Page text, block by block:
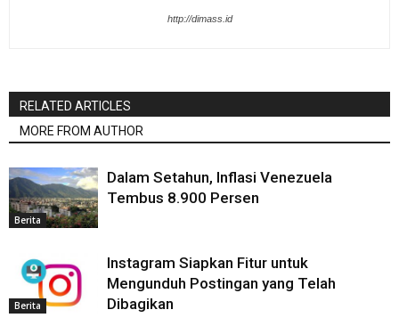
http://dimass.id
RELATED ARTICLES
MORE FROM AUTHOR
Berita
Dalam Setahun, Inflasi Venezuela
Tembus 8.900 Persen
Berita
Instagram Siapkan Fitur untuk
Mengunduh Postingan yang Telah
Dibagikan